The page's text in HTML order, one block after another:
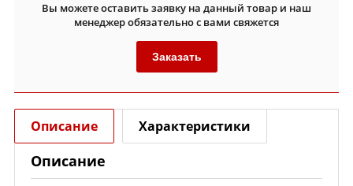
Вы можете оставить заявку на данный товар и наш
менеджер обязательно с вами свяжется
Заказать
Описание Характеристики
Описание